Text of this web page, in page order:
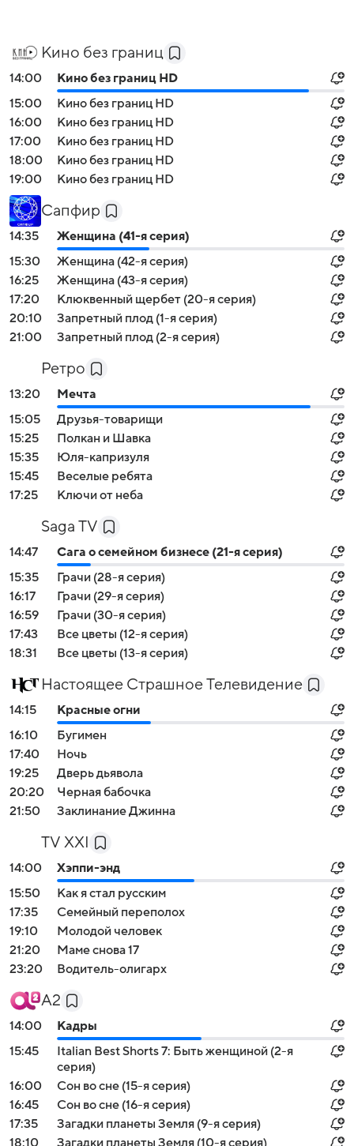
Кино без границ
14:00
Кино без границ HD
15:00
Кино без границ HD
16:00
Кино без границ HD
17:00
Кино без границ HD
18:00
Кино без границ HD
19:00
Кино без границ HD
Сапфир
14:35
Женщина (41-я серия)
15:30
Женщина (42-я серия)
16:25
Женщина (43-я серия)
17:20
Клюквенный щербет (20-я серия)
20:10
Запретный плод (1-я серия)
21:00
Запретный плод (2-я серия)
Ретро
13:20
Мечта
15:05
Друзья-товарищи
15:25
Полкан и Шавка
15:35
Юля-капризуля
15:45
Веселые ребята
17:25
Ключи от неба
Saga TV
14:47
Сага о семейном бизнесе (21-я серия)
15:35
Грачи (28-я серия)
16:17
Грачи (29-я серия)
16:59
Грачи (30-я серия)
17:43
Все цветы (12-я серия)
18:31
Все цветы (13-я серия)
Настоящее Страшное Телевидение
14:15
Красные огни
16:10
Бугимен
17:40
Ночь
19:25
Дверь дьявола
20:20
Черная бабочка
21:50
Заклинание Джинна
TV XXI
14:00
Хэппи-энд
15:50
Как я стал русским
17:35
Семейный переполох
19:10
Молодой человек
21:20
Маме снова 17
23:20
Водитель-олигарх
А2
14:00
Кадры
15:45
Italian Best Shorts 7: Быть женщиной (2-я
серия)
16:00
Сон во сне (15-я серия)
16:45
Сон во сне (16-я серия)
17:35
Загадки планеты Земля (9-я серия)
18:10
Загадки планеты Земля (10-я серия)